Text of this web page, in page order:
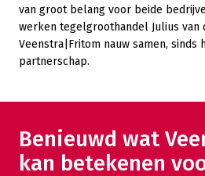
van groot belang voor beide
werken tegelgroothandel Julius van
Veenstra|Fritom nauw samen, sinds
partnerschap.
Benieuwd wat
kan betekenen